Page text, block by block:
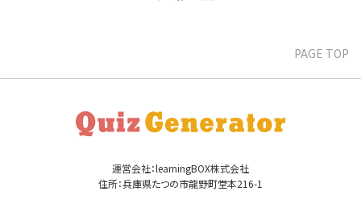
PAGE TOP
運営会社：learningBOX株式会社
住所：兵庫県たつの市龍野町堂本216-1